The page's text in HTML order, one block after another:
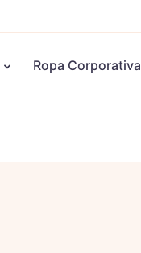
Ropa Corporativa